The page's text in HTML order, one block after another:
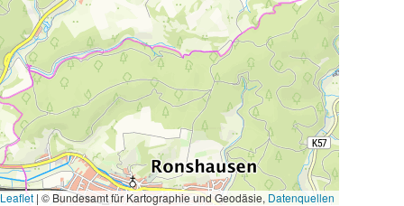
| © Bundesamt für Kartographie und Geodäsie, Datenquellen